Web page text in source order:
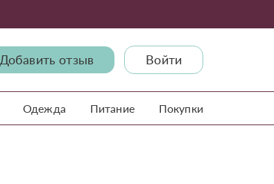
Добавить отзыв Войти
Одежда Питание Покупки